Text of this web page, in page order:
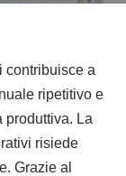
contribuisce a
ripetitivo e
produttiva. La
risiede
Grazie al